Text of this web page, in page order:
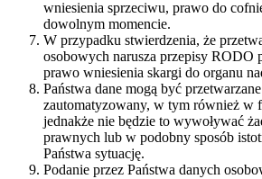
wniesienia sprzeciwu, prawo do
dowolnym momencie.
W przypadku stwierdzenia, że
osobowych narusza przepisy RODO
prawo wniesienia skargi do organu
Państwa dane mogą być
zautomatyzowany, w tym również w
jednakże nie będzie to wywoływać
prawnych lub w podobny sposób
Państwa sytuację.
Podanie przez Państwa danych